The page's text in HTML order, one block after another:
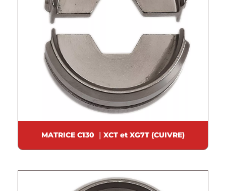
MATRICE C130 ｜XCT et XG7T (CUIVRE)